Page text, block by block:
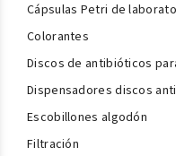
Cápsulas Petri de
Colorantes
Discos de antibióticos
Dispensadores discos
Escobillones algodón
Filtración